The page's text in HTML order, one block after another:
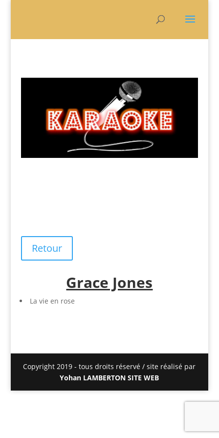
Retour
Grace Jones
La vie en rose
Copyright 2019 - tous droits réservé / site réalisé par
Yohan LAMBERTON SITE WEB